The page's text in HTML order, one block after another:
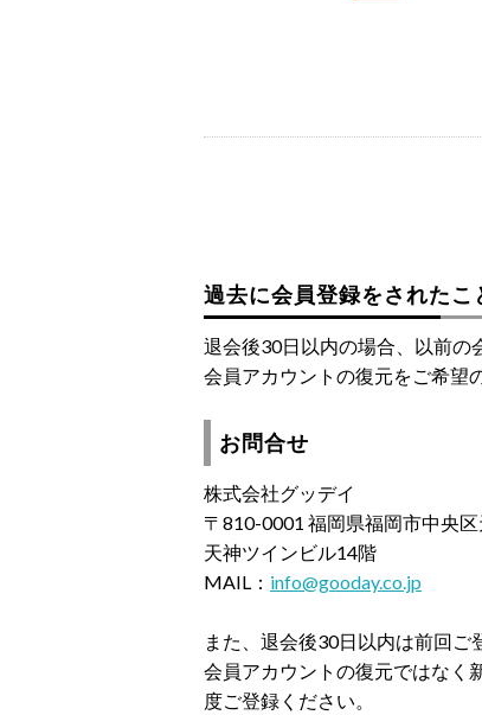
過去に会員登録をされた
退会後30日以内の場合、以前の
会員アカウントの復元をご希望
お問合せ
株式会社グッデイ
〒810-0001 福岡県福岡市中央
天神ツインビル14階
MAIL： info@gooday.co.jp
また、退会後30日以内は前回ご
会員アカウントの復元ではなく
度ご登録ください。